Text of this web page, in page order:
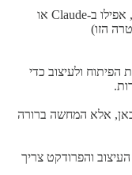
למטרה הזו אפשר להשתמש בכל כלי שזמין לנו, אפילו ב-Claude או
הפיתוח ולעיצוב כדי
אלא המחשה ברורה
והפרודקט צריך